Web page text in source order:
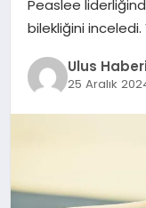
YAŞAM
Peaslee
bilekliğini inceledi.
Ulus
25 Aralık